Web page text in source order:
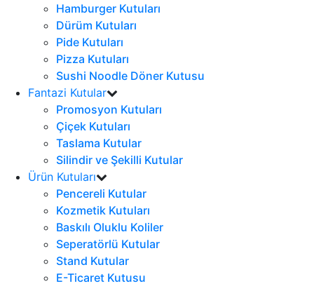
Hamburger Kutuları
Dürüm Kutuları
Pide Kutuları
Pizza Kutuları
Sushi Noodle Döner Kutusu
Fantazi Kutular
Promosyon Kutuları
Çiçek Kutuları
Taslama Kutular
Silindir ve Şekilli Kutular
Ürün Kutuları
Pencereli Kutular
Kozmetik Kutuları
Baskılı Oluklu Koliler
Seperatörlü Kutular
Stand Kutular
E-Ticaret Kutusu